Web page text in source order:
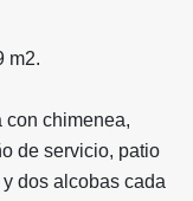
m2.
con chimenea,
de servicio, patio
dos alcobas cada